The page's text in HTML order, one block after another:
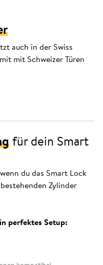
auch in der Swiss
mit Schweizer Türen
für dein Smart
du das Smart Lock
Zylinder
perfektes Setup: